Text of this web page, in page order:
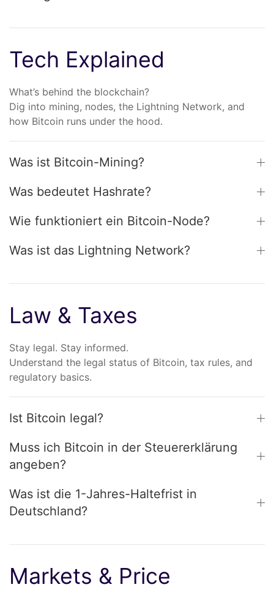
Tech Explained
What’s behind the blockchain?
Dig into mining, nodes, the Lightning Network, and
how Bitcoin runs under the hood.
Was ist Bitcoin-Mining?
Was bedeutet Hashrate?
Wie funktioniert ein Bitcoin-Node?
Was ist das Lightning Network?
Law & Taxes
Stay legal. Stay informed.
Understand the legal status of Bitcoin, tax rules, and
regulatory basics.
Ist Bitcoin legal?
Muss ich Bitcoin in der Steuererklärung
angeben?
Was ist die 1-Jahres-Haltefrist in
Deutschland?
Markets & Price